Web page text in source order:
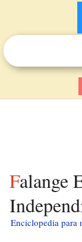
Falange Española
Enciclopedia para